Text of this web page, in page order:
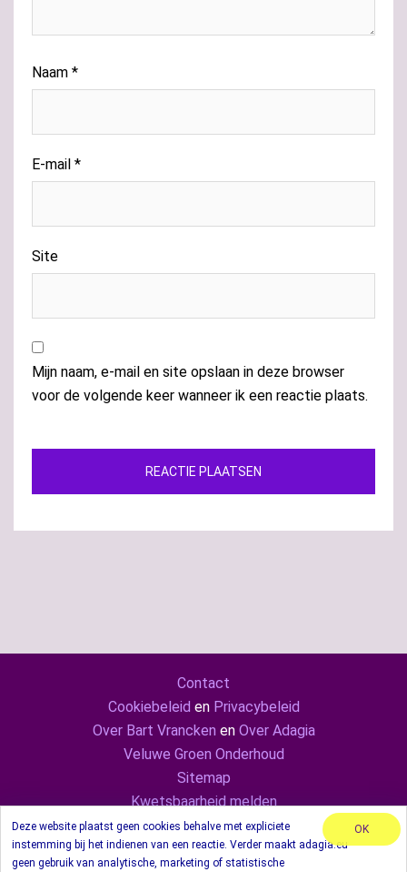
Naam *
E-mail *
Site
Mijn naam, e-mail en site opslaan in deze browser
voor de volgende keer wanneer ik een reactie plaats.
Contact
Cookiebeleid en Privacybeleid
Over Bart Vrancken en Over Adagia
Veluwe Groen Onderhoud
Sitemap
Kwetsbaarheid melden
Adagia ook opMastodonenLinkedIn
© 2024 Adagia. Met behulp van thema Sydney.
OK
Deze website plaatst geen cookies behalve met expliciete
instemming bij het indienen van een reactie. Verder maakt adagia.eu
geen gebruik van analytische, marketing of statistische